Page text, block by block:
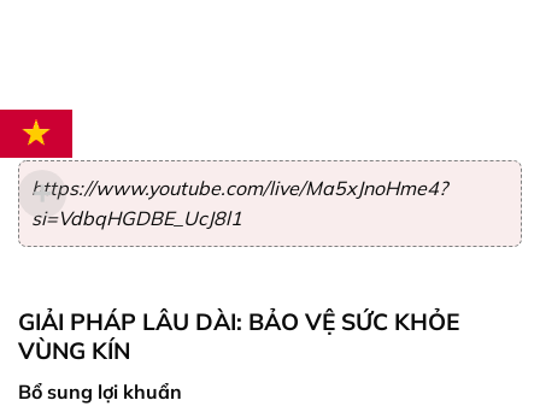
https://www.youtube.com/live/Ma5xJnoHme4?
si=VdbqHGDBE_UcJ8l1
GIẢI PHÁP LÂU DÀI: BẢO VỆ SỨC KHỎE
VÙNG KÍN
Bổ sung lợi khuẩn